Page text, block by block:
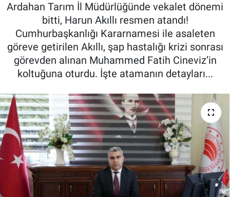
Ardahan Tarım İl Müdürlüğünde vekalet dönemi
bitti, Harun Akıllı resmen atandı!
Cumhurbaşkanlığı Kararnamesi ile asaleten
göreve getirilen Akıllı, şap hastalığı krizi sonrası
görevden alınan Muhammed Fatih Cineviz’in
koltuğuna oturdu. İşte atamanın detayları...
Tarım Kredi Kooperatifleri
Pankobirlik
Et fiyatları
Tarım Bilgisi
Yetiştirici Soruyor
Dünyada Tarım
Üretici Birlikleri